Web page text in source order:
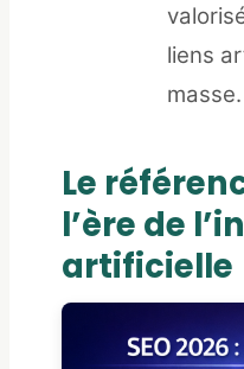
liens
masse.
Le
l’ère de
artificielle